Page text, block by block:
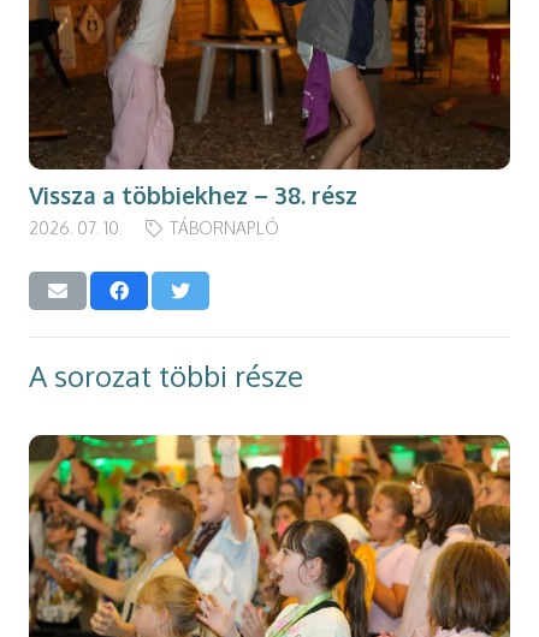
Vissza a többiekhez – 38. rész
2026. 07. 10. TÁBORNAPLÓ
A sorozat többi része